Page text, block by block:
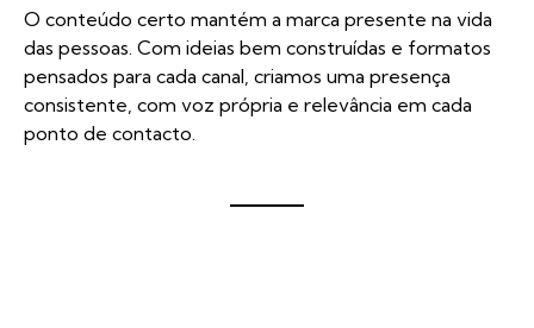
O conteúdo certo mantém a marca presente na vida
das pessoas. Com ideias bem construídas e formatos
pensados para cada canal, criamos uma presença
consistente, com voz própria e relevância em cada
ponto de contacto.